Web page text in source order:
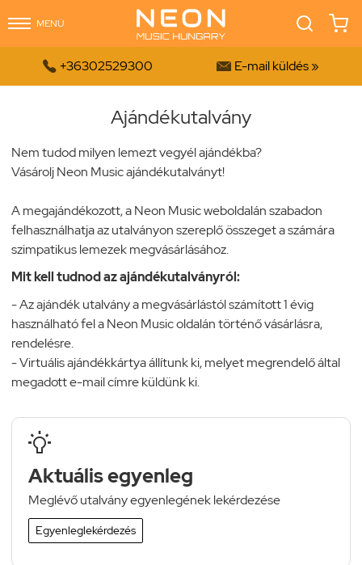
MENÜ
 +36302529300  E-mail küldés »
Ajándékutalvány
Nem tudod milyen lemezt vegyél ajándékba?
Vásárolj Neon Music ajándékutalványt!
A megajándékozott, a Neon Music weboldalán szabadon
felhasználhatja az utalványon szereplő összeget a számára
szimpatikus lemezek megvásárlásához.
Mit kell tudnod az ajándékutalványról:
- Az ajándék utalvány a megvásárlástól számított 1 évig
használható fel a Neon Music oldalán történő vásárlásra,
rendelésre.
- Virtuális ajándékkártya állítunk ki, melyet megrendelő által
megadott e-mail címre küldünk ki.

Aktuális egyenleg
Meglévő utalvány egyenlegének lekérdezése
Egyenleglekérdezés